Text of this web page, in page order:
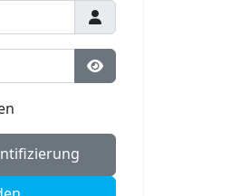
Passwort anzeigen